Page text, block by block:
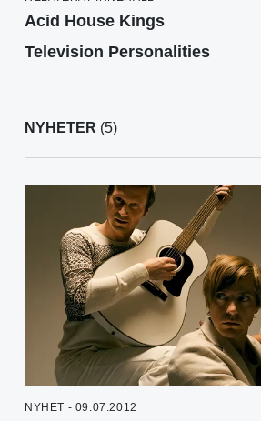
Acid House Kings
Television Personalities
NYHETER (5)
NYHET - 09.07.2012